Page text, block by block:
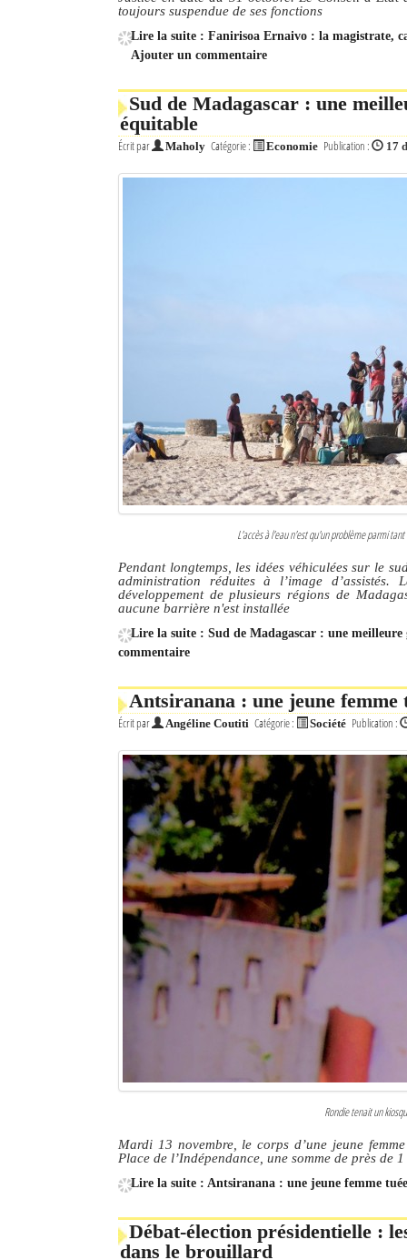
toujours suspendue de ses fonctions
Lire la suite : Fanirisoa Ernaivo : la magistrate,
Ajouter un commentaire
Sud de Madagascar : une
équitable
Écrit par Maholy Catégorie : Economie Publication : 17
L'accès à l'eau n'est qu'un problème parmi
Pendant longtemps, les idées véhiculées sur le
administration réduites à l’image
développement de plusieurs régions de
aucune barrière n'est installée
Lire la suite : Sud de Madagascar : une
commentaire
Antsiranana : une jeune femme
Écrit par Angéline Coutiti Catégorie : Société Publication :
Rondie tenait un
Mardi 13 novembre, le corps d’une jeune
Place de l’Indépendance, une somme de près
Lire la suite : Antsiranana : une jeune femme
Débat-élection présidentielle :
dans le brouillard